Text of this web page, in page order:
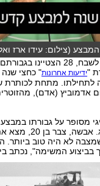
(צילום: עידו ארז
"33 קצינים וחיילים צוינו
"ידיעות אחרונות" כחצי
מציינים 60 שנה לתחילתו. מתחת
אדמוביץ (אדם),
מסופר על גבורתו
הסמ"פ נהרג.
לא היה טוב ביותר.
המשימה", נכתב בידיעה מ-28